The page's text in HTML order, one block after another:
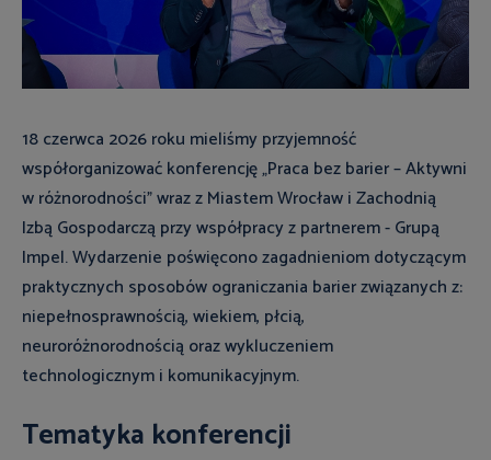
18 czerwca 2026 roku mieliśmy przyjemność
współorganizować konferencję „Praca bez barier – Aktywni
w różnorodności” wraz z Miastem Wrocław i Zachodnią
Izbą Gospodarczą przy współpracy z partnerem - Grupą
Impel. Wydarzenie poświęcono zagadnieniom dotyczącym
praktycznych sposobów ograniczania barier związanych z:
niepełnosprawnością, wiekiem, płcią,
neuroróżnorodnością oraz wykluczeniem
technologicznym i komunikacyjnym.
Tematyka konferencji